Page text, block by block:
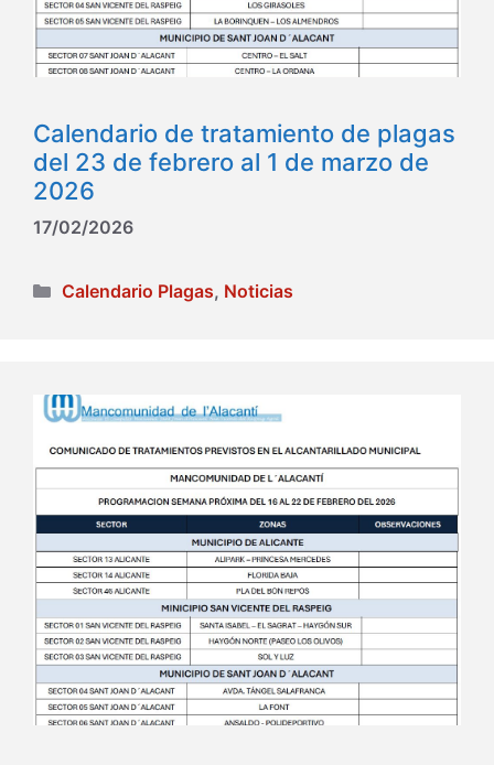
Calendario de tratamiento de plagas
del 23 de febrero al 1 de marzo de
2026
17/02/2026
Categorías
Calendario Plagas, Noticias